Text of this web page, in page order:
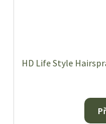
HD Life Style